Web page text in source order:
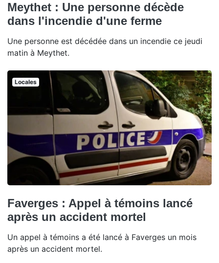
Meythet : Une personne décède
dans l'incendie d'une ferme
Une personne est décédée dans un incendie ce jeudi
matin à Meythet.
Locales
Faverges : Appel à témoins lancé
après un accident mortel
Un appel à témoins a été lancé à Faverges un mois
après un accident mortel.